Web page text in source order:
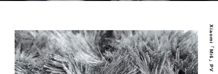
COMPANY
NEWS Xiaomi「Mi6」PV